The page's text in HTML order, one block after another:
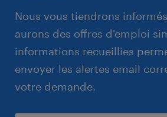
Nous vous tiendrons
aurons des offres d'emploi
informations recueillies
envoyer les alertes email
votre demande.